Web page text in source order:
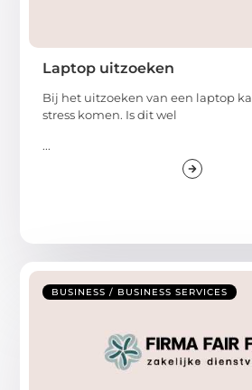
Laptop uitzoeken
Bij het uitzoeken van een laptop
stress komen. Is dit wel
...
BUSINESS / BUSINESS SERVICES